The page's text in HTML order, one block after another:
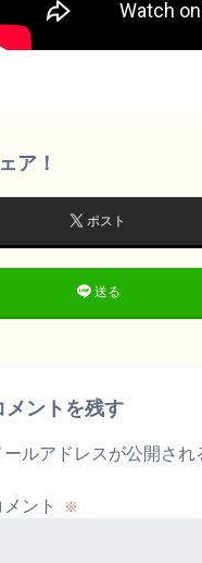
ア！
ポスト
送る
メントを残す
ールアドレスが公開され
メント ※